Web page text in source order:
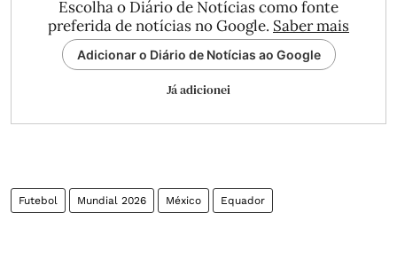
Escolha o Diário de Notícias como fonte
preferida de notícias no Google. Saber mais
Adicionar o Diário de Notícias ao Google
Já adicionei
Futebol Mundial 2026 México Equador